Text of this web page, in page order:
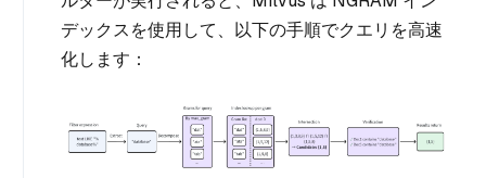
デックスを使用して、以下の手順でクエリを高速
化します：